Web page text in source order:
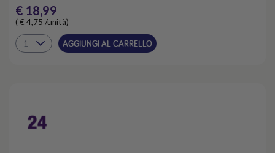
€ 18,99
( € 4,75 /unità)
AGGIUNGI AL CARRELLO